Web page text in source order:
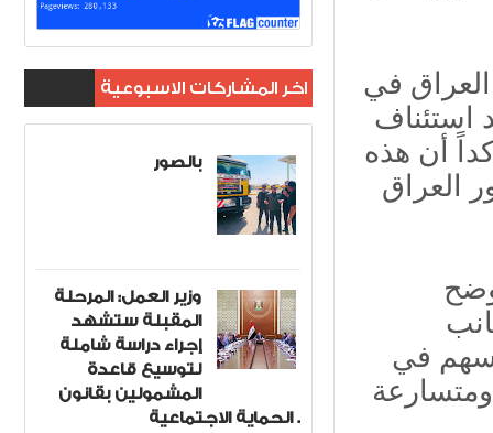
العراق في
استئناف
من 16 عاماً، مؤكداً أن هذه
العراق
تسهم في
ومتسارعة
اخر المشاركات الاسبوعية
بالصور
وزير العمل: المرحلة
المقبلة ستشهد
إجراء دراسة شاملة
لتوسيع قاعدة
المشمولين بقانون
الحماية الاجتماعية .